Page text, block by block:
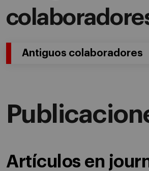
Antiguos colaboradores
Artículos en